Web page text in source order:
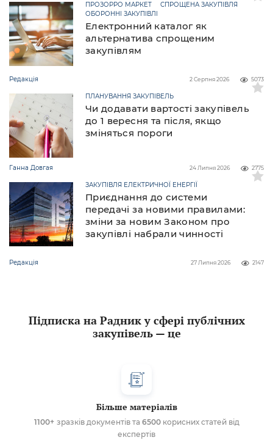
Електронний каталог як
альтернатива спрощеним
закупівлям
ПРОЗОРРО МАРКЕТ
СПРОЩЕНА ЗАКУПІВЛЯ
ОБОРОННІ ЗАКУПІВЛІ
Редакція 5073
2 Серпня 2026
Чи додавати вартості закупівель
до 1 вересня та після, якщо
зміняться пороги
ПЛАНУВАННЯ ЗАКУПІВЕЛЬ
Ганна Довгая 2775
24 Липня 2026
Приєднання до системи
передачі за новими правилами:
зміни за новим Законом про
закупівлі набрали чинності
ЗАКУПІВЛЯ ЕЛЕКТРИЧНОЇ ЕНЕРГІЇ
Редакція 2147
27 Липня 2026
Підписка на Радник у сфері публічних
закупівель — це
Більше матеріалів
1100+ зразків документів та 6500корисних статей від
експертів